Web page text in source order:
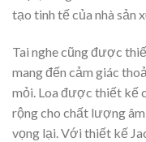
tạo tinh tế của nhà sản
Tai nghe cũng được
mang đến cảm giác
mỏi. Loa được thiết kế
rộng cho chất lượng
vọng lại. Với thiết kế